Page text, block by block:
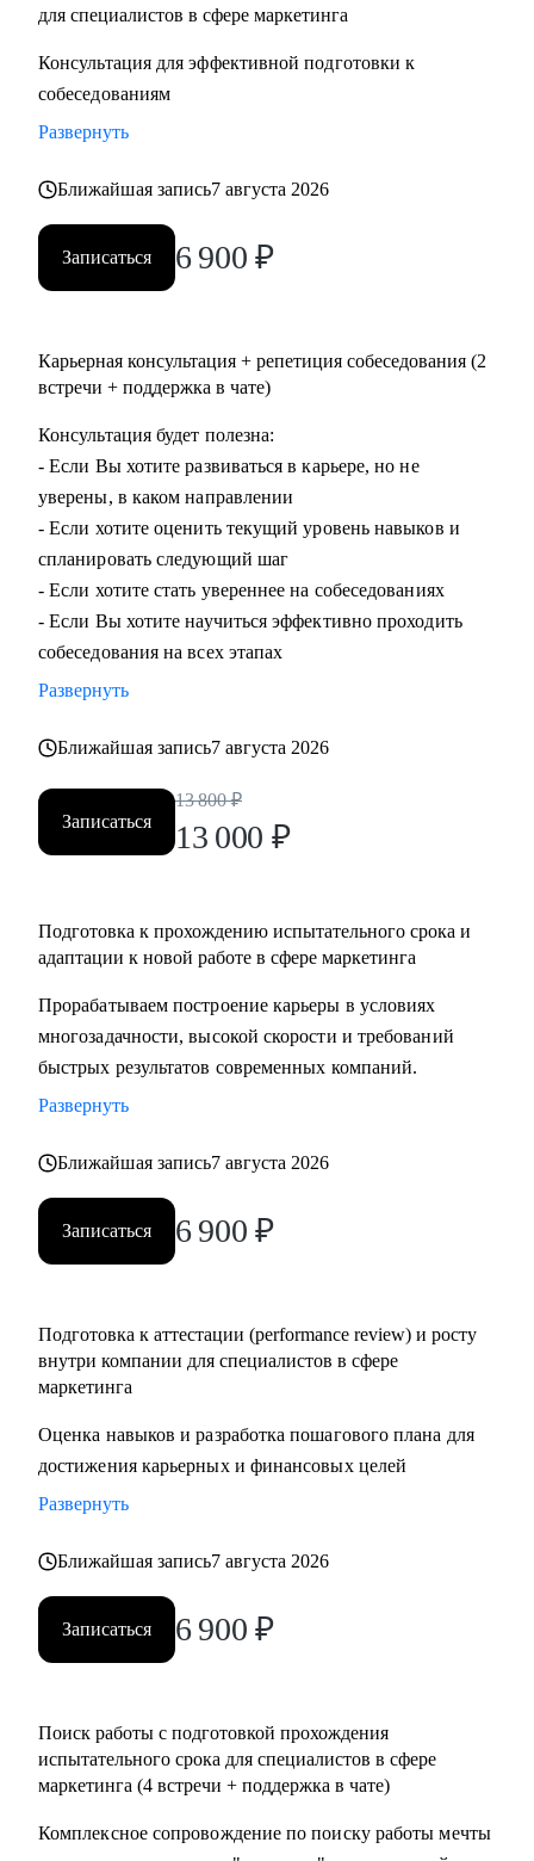
для специалистов в сфере маркетинга
Консультация для эффективной подготовки к
собеседованиям
Развернуть
Ближайшая запись7 августа 2026
Записаться 6 900 ₽
Карьерная консультация + репетиция собеседования (2
встречи + поддержка в чате)
Консультация будет полезна:
- Если Вы хотите развиваться в карьере, но не
уверены, в каком направлении
- Если хотите оценить текущий уровень навыков и
спланировать следующий шаг
- Если хотите стать увереннее на собеседованиях
- Если Вы хотите научиться эффективно проходить
собеседования на всех этапах
Развернуть
Ближайшая запись7 августа 2026
Записаться
13 800 ₽
13 000 ₽
Подготовка к прохождению испытательного срока и
адаптации к новой работе в сфере маркетинга
Прорабатываем построение карьеры в условиях
многозадачности, высокой скорости и требований
быстрых результатов современных компаний.
Развернуть
Ближайшая запись7 августа 2026
Записаться 6 900 ₽
Подготовка к аттестации (performance review) и росту
внутри компании для специалистов в сфере
маркетинга
Оценка навыков и разработка пошагового плана для
достижения карьерных и финансовых целей
Развернуть
Ближайшая запись7 августа 2026
Записаться 6 900 ₽
Поиск работы с подготовкой прохождения
испытательного срока для специалистов в сфере
маркетинга (4 встречи + поддержка в чате)
Комплексное сопровождение по поиску работы мечты